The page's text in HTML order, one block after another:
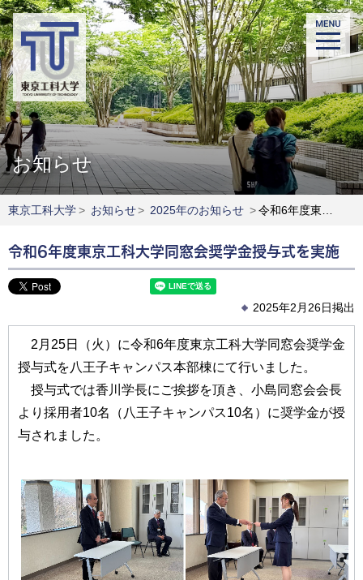
お知らせ
東京工科大学> お知らせ> 2025年のお知らせ >令和6年度東京工科大学同窓会奨学金授与式を実施
令和6年度東京工科大学同窓会奨学金授与式を実施
2025年2月26日掲出
2月25日（火）に令和6年度東京工科大学同窓会奨学金
授与式を八王子キャンパス本部棟にて行いました。
授与式では香川学長にご挨拶を頂き、小島同窓会会長
より採用者10名（八王子キャンパス10名）に奨学金が授
与されました。